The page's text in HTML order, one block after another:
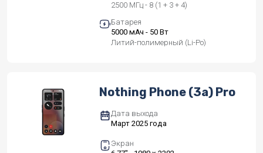
2500 МГц - 8 (1 + 3 + 4)
Батарея
5000 мАч - 50 Вт
Литий-полимерный (Li-Po)
Nothing Phone (3a) Pro
Дата выхода
Март 2025 года
Экран